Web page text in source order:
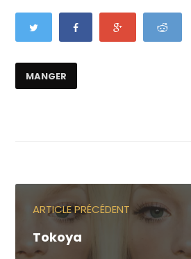
MANGER
ARTICLE PRÉCÉDENT
Tokoya